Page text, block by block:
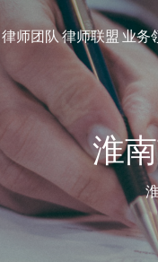
律师团队律师联盟业务
淮